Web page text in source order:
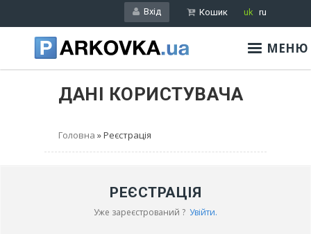
до
основного
uk ru
Кошик
Вхід
МЕНЮ
ДАНІ КОРИСТУВАЧА
Головна Реєстрація
РЕЄСТРАЦІЯ
Уже зареєстрований ? Увійти.